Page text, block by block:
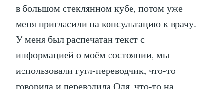
в большом стеклянном кубе, потом уже
меня пригласили на консультацию к врачу.
У меня был распечатан текст с
информацией о моём состоянии, мы
использовали гугл-переводчик, что-то
говорила и переводила Оля, что-то на